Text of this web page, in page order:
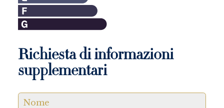
Richiesta di informazioni
supplementari